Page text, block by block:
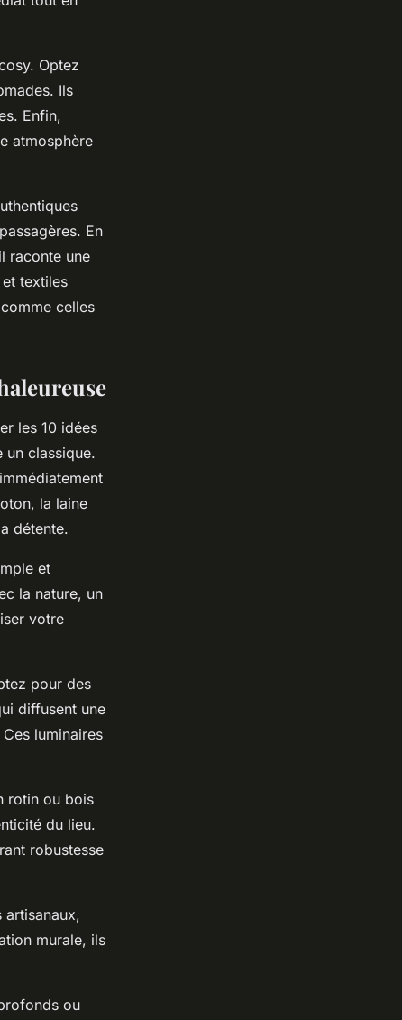
Optez
Ils
Enfin,
atmosphère
En
raconte une
textiles
celles
les 10 idées
un classique.
la laine
détente.
et
la nature, un
votre
pour des
diffusent une
luminaires
rotin ou bois
du lieu.
robustesse
artisanaux,
murale, ils
ou